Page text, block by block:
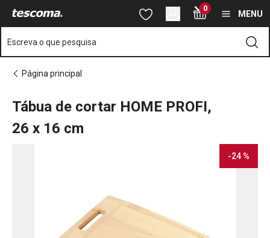
Está na página Tábua de cortar HOME PROFI, 26x16 cm
Saltar para o conteúdo principal
Saltar para a pesquisa
Saltar para a navegação 0
MENU
Escreva o que pesquisa
Página principal
Tábua de cortar HOME PROFI,
26 x 16 cm
-24 %